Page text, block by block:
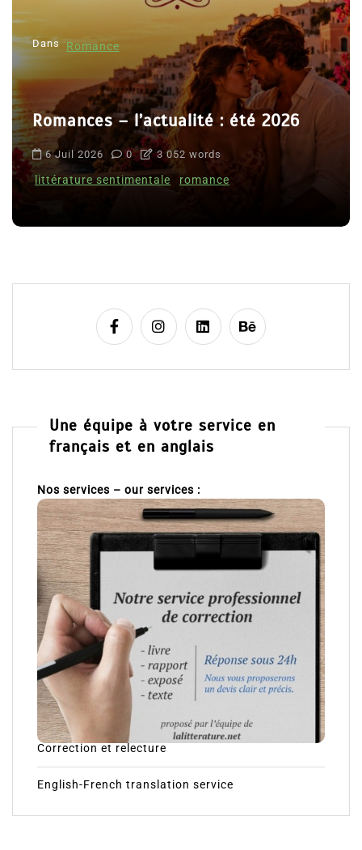
Dans Romance
Romances – l’actualité : été 2026
6 Juil 2026 0 3 052 words
littérature sentimentale romance
Une équipe à votre service en
français et en anglais
Nos services – our services :
Correction et relecture
English-French translation service